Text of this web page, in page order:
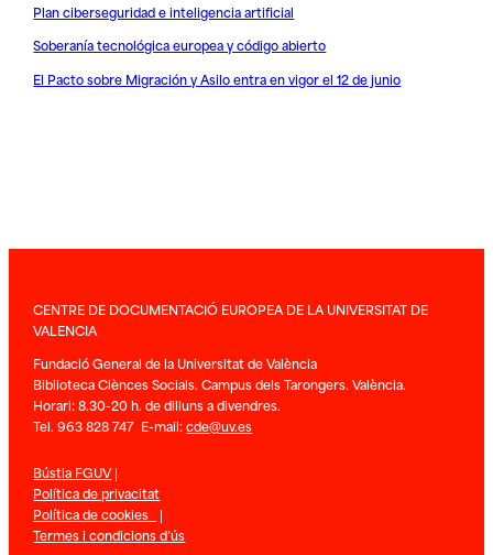
Plan ciberseguridad e inteligencia artificial
Soberanía tecnológica europea y código abierto
El Pacto sobre Migración y Asilo entra en vigor el 12 de junio
CENTRE DE DOCUMENTACIÓ EUROPEA DE LA UNIVERSITAT DE
VALENCIA
Fundació General de la Universitat de València
Biblioteca Ciènces Socials. Campus dels Tarongers. València.
Horari: 8.30-20 h. de dilluns a divendres.
Tel. 963 828 747 E-mail:cde@uv.es
Bústia FGUV|
Política de privacitat
Política de cookies |
Termes i condicions d’ús